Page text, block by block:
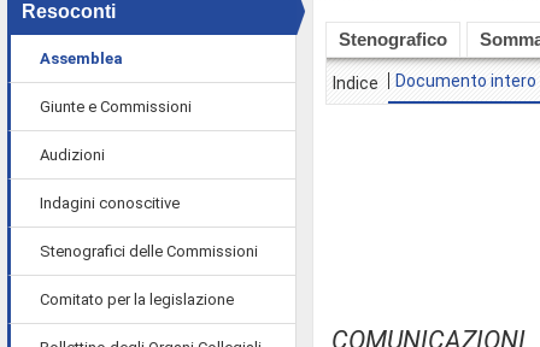
Resoconti
Assemblea
Giunte e Commissioni
Audizioni
Indagini conoscitive
Stenografici delle Commissioni
Comitato per la legislazione
Stenografico
Indice Documento intero
COMUNICAZIONI